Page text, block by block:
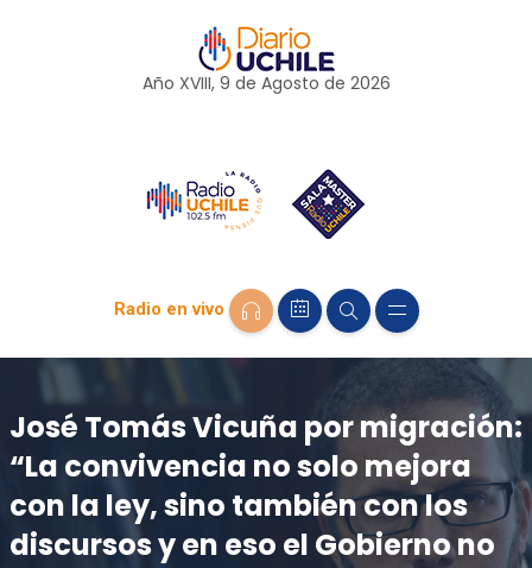
Año XVIII, 9 de Agosto de 2026
Radio en vivo
José Tomás Vicuña por migración:
“La convivencia no solo mejora
con la ley, sino también con los
discursos y en eso el Gobierno no